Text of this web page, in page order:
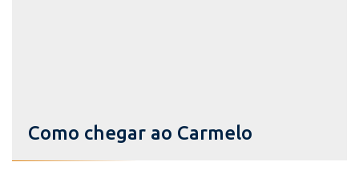
Como chegar ao Carmelo